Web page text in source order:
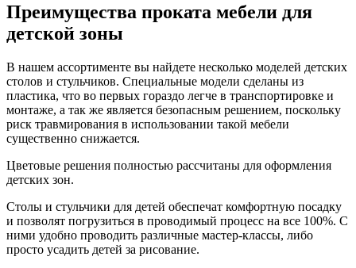
Преимущества проката мебели для
детской зоны
В нашем ассортименте вы найдете несколько моделей детских
столов и стульчиков. Специальные модели сделаны из
пластика, что во первых гораздо легче в транспортировке и
монтаже, а так же является безопасным решением, поскольку
риск травмирования в использовании такой мебели
существенно снижается.
Цветовые решения полностью рассчитаны для оформления
детских зон.
Столы и стульчики для детей обеспечат комфортную посадку
и позволят погрузиться в проводимый процесс на все 100%. С
ними удобно проводить различные мастер-классы, либо
просто усадить детей за рисование.